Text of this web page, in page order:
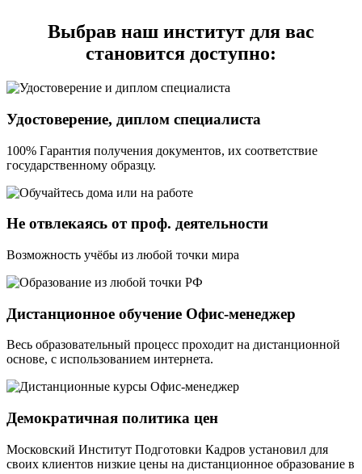
Выбрав наш институт для вас
становится доступно:
Удостоверение, диплом специалиста
100% Гарантия получения документов, их соответствие
государственному образцу.
Не отвлекаясь от проф. деятельности
Возможность учёбы из любой точки мира
Дистанционное обучение Офис-менеджер
Весь образовательный процесс проходит на дистанционной
основе, с использованием интернета.
Демократичная политика цен
Московский Институт Подготовки Кадров установил для
своих клиентов низкие цены на дистанционное образование в